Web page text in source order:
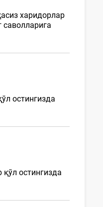
харидорлар
остингизда
остингизда